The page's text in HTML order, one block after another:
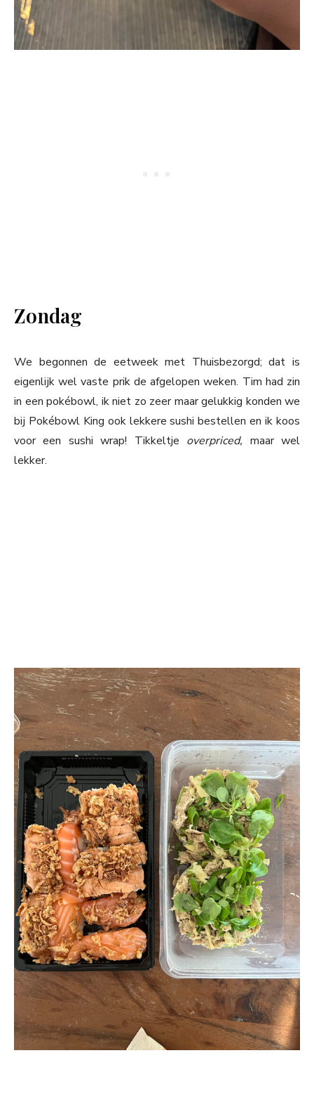
Zondag
We begonnen de eetweek met Thuisbezorgd; dat is
eigenlijk wel vaste prik de afgelopen weken. Tim had zin
in een pokébowl, ik niet zo zeer maar gelukkig konden we
bij Pokébowl King ook lekkere sushi bestellen en ik koos
voor een sushi wrap! Tikkeltje overpriced, maar wel
lekker.